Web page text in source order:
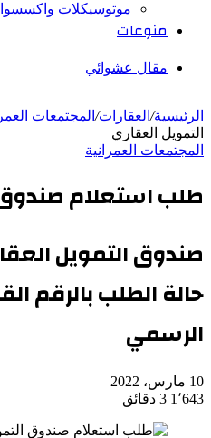
موتوسيكلات
منوعات
مقال عشوائي
الرئيسية/ العقارات/ المجتمعات
التمويل العقاري
المجتمعات العمرانية
طلب استعلام صندوق
صندوق التمويل
حالة الطلب بالرقم
الرسمي
10 مارس، 2022
1٬643 3 دقائق